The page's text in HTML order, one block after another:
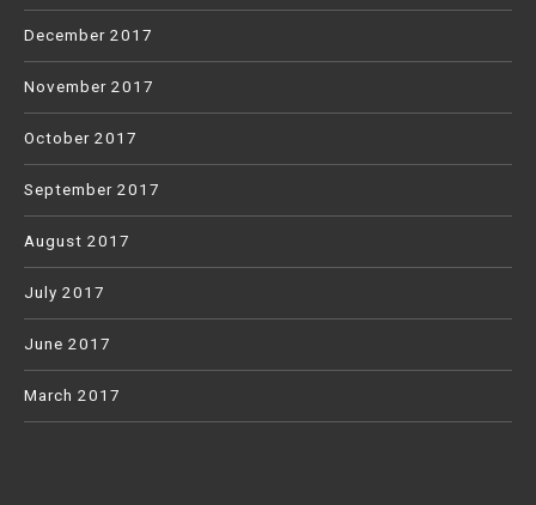
December 2017
November 2017
October 2017
September 2017
August 2017
July 2017
June 2017
March 2017